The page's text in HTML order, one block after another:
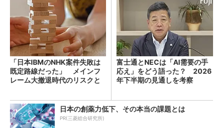
「日本IBMのNHK案件失敗は
既定路線だった」 メインフ
レーム大撤退時代のリスクと
富士通とNECは「AI需要の手
応え」をどう語った？ 2026
年下半期の見通しを考察
日本の創薬力低下、その本当の課題とは
PR(三菱総合研究所)